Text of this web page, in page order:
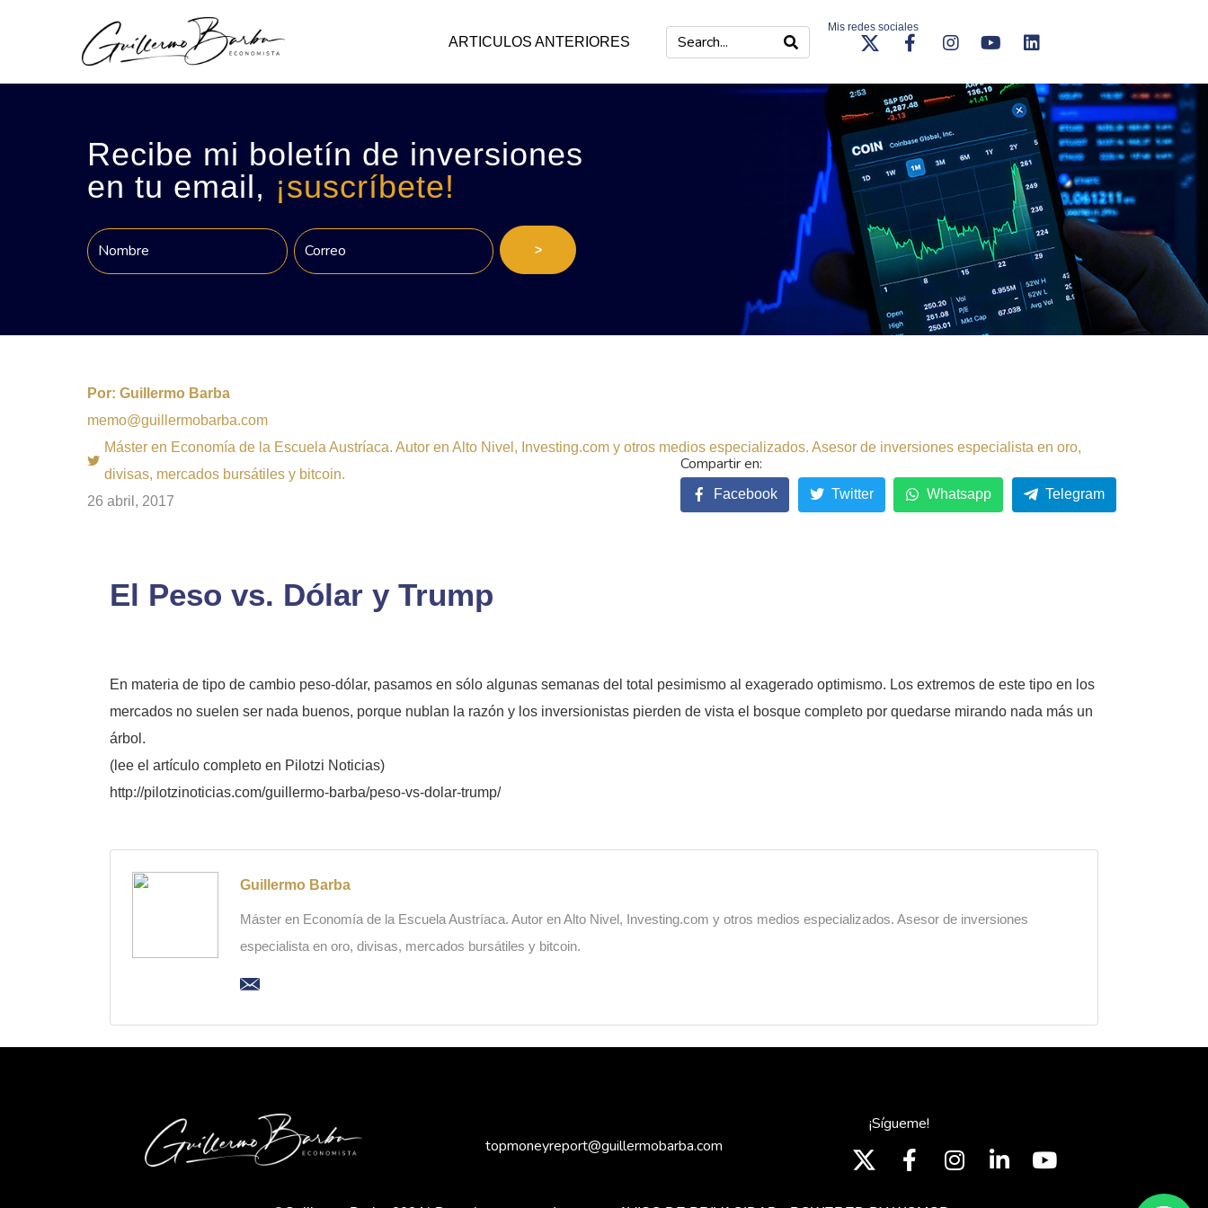
ARTICULOS ANTERIORES
Mis redes sociales
Recibe mi boletín de inversiones
en tu email, ¡suscríbete!
>
Por: Guillermo Barba
memo@guillermobarba.com
Máster en Economía de la Escuela Austríaca. Autor en Alto Nivel, Investing.com y otros medios especializados. Asesor de inversiones especialista en oro,
divisas, mercados bursátiles y bitcoin.
26 abril, 2017
El Peso vs. Dólar y Trump
En materia de tipo de cambio peso-dólar, pasamos en sólo algunas semanas del total pesimismo al exagerado optimismo. Los extremos de este tipo en los
mercados no suelen ser nada buenos, porque nublan la razón y los inversionistas pierden de vista el bosque completo por quedarse mirando nada más un
árbol.
(lee el artículo completo en Pilotzi Noticias)
http://pilotzinoticias.com/guillermo-barba/peso-vs-dolar-trump/
Facebook Twitter Whatsapp Telegram
Guillermo Barba
Máster en Economía de la Escuela Austríaca. Autor en Alto Nivel, Investing.com y otros medios especializados. Asesor de inversiones
especialista en oro, divisas, mercados bursátiles y bitcoin.
topmoneyreport@guillermobarba.com
¡Sígueme!